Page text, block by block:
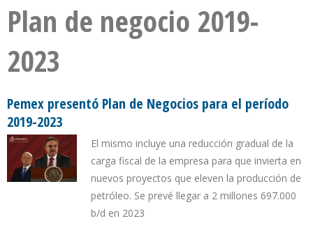
Plan de negocio 2019-
2023
Pemex presentó Plan de Negocios para el período
2019-2023
El mismo incluye una reducción gradual de la
carga fiscal de la empresa para que invierta en
nuevos proyectos que eleven la producción de
petróleo. Se prevé llegar a 2 millones 697.000
b/d en 2023